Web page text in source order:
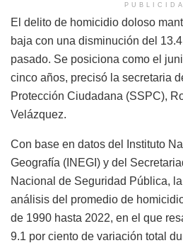
El delito de homicidio doloso
baja con una disminución del
pasado. Se posiciona como el
cinco años, precisó la secretaria
Protección Ciudadana (SSPC),
Velázquez.
Con base en datos del Instituto
Geografía (INEGI) y del
Nacional de Seguridad Pública,
análisis del promedio de
de 1990 hasta 2022, en el que
9.1 por ciento de variación total